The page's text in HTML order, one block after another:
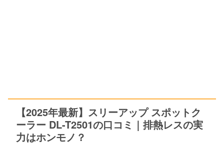
【2025年最新】スリーアップ スポットク
ーラー DL-T2501の口コミ｜排熱レスの実
力はホンモノ？